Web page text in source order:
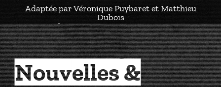
Adaptée par Véronique Puybaret et Matthieu
Dubois
Produite par La Curieuse et Amopix
Nouvelles &